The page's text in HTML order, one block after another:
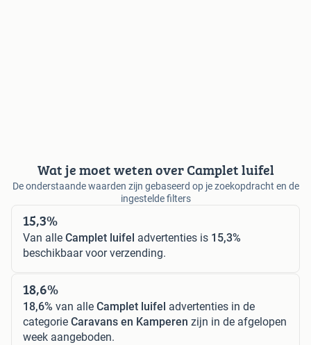
Wat je moet weten over Camplet luifel
De onderstaande waarden zijn gebaseerd op je zoekopdracht en de
ingestelde filters
15,3%
Van alle Camplet luifel advertenties is 15,3%
beschikbaar voor verzending.
18,6%
18,6% van alle Camplet luifel advertenties in de
categorie Caravans en Kamperen zijn in de afgelopen
week aangeboden.